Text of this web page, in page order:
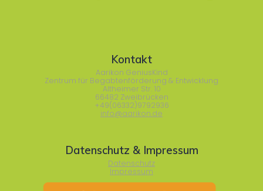
Kontakt
Aarikon GeniusKind
Zentrum für Begabtenförderung & Entwicklung
Altheimer Str. 10
66482 Zweibrücken
+49(06332)9792936
info@aarikon.de
Datenschutz & Impressum
Datenschutz
Impressum